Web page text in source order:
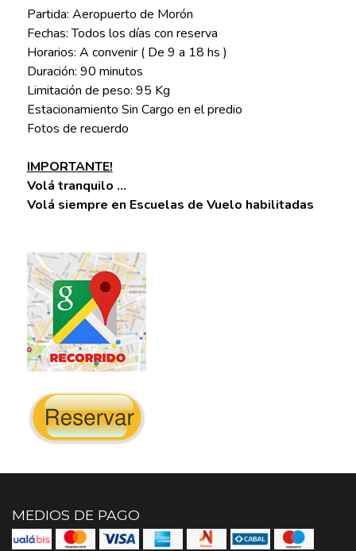
Partida: Aeropuerto de Morón
Fechas: Todos los días con reserva
Horarios: A convenir ( De 9 a 18 hs )
Duración: 90 minutos
Limitación de peso: 95 Kg
Estacionamiento Sin Cargo en el predio
Fotos de recuerdo
IMPORTANTE!
Volá tranquilo ...
Volá siempre en Escuelas de Vuelo habilitadas
MEDIOS DE PAGO